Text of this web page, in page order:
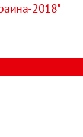
2018"